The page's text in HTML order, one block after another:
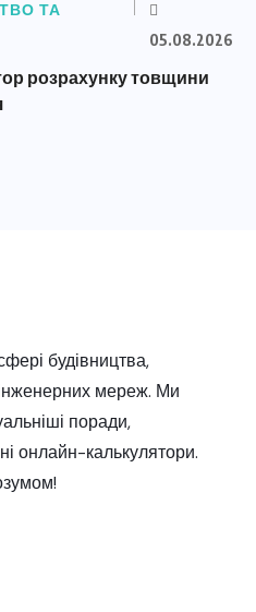
ТА
05.08.2026
розрахунку товщини
будівництва,
мереж. Ми
поради,
онлайн-калькулятори.